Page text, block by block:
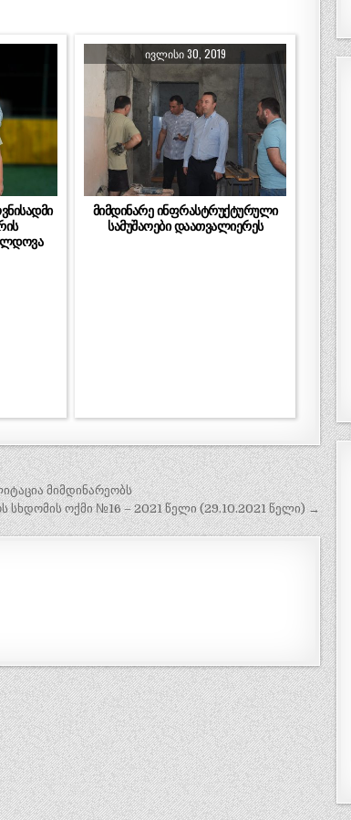
ᲘᲕᲚᲘᲡᲘ 30, 2019
მიმდინარე ინფრასტრუქტურული
სამუშაოები დაათვალიერეს
მიმდინარეობს
სხდომის ოქმი №16 – 2021 წელი (29.10.2021 წელი) →